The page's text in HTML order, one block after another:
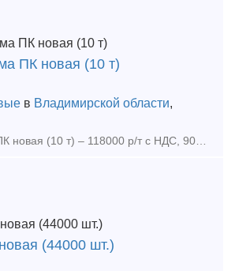
ПК новая (10 т)
в Владимирской области,
(44000 шт.)